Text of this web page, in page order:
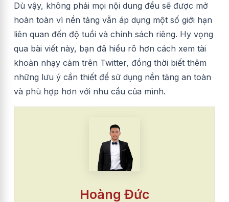
Dù vậy, không phải mọi nội dung đều sẽ được mở
hoàn toàn vì nền tảng vẫn áp dụng một số giới hạn
liên quan đến độ tuổi và chính sách riêng. Hy vọng
qua bài viết này, bạn đã hiểu rõ hơn cách xem tài
khoản nhạy cảm trên Twitter, đồng thời biết thêm
những lưu ý cần thiết để sử dụng nền tảng an toàn
và phù hợp hơn với nhu cầu của mình.
Hoàng Đức